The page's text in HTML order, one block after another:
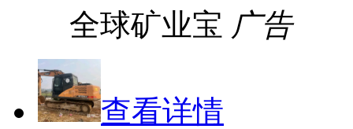
全球矿业宝 广告
查看详情